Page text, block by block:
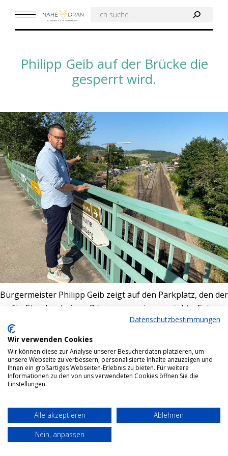
Search:
Philipp Geib auf der Brücke die
gesperrt wird.
Bürgermeister Philipp Geib zeigt auf den Parkplatz, den der
für Staudernheimer Bürger reservieren möchte. Foto:
Simone MagerDatenschutzbestimmungen
Wir verwenden Cookies
Wir können diese zur Analyse unserer Besucherdaten platzieren, um
unsere Webseite zu verbessern, personalisierte Inhalte anzuzeigen und
Ihnen ein großartiges Webseiten-Erlebnis zu bieten. Für weitere
Informationen zu den von uns verwendeten Cookies öffnen Sie die
Einstellungen.
Alle akzeptieren
Ablehnen
Nein, anpassen